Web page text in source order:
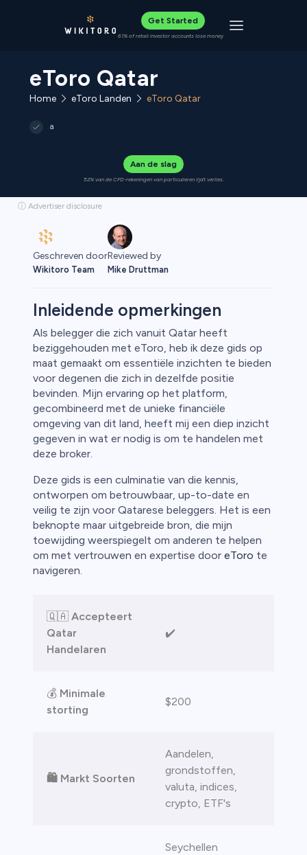
Get Started
61% of retail investor accounts lose money Toggle
eToro Qatar
Home eToro Landen eToro Qatar
a
Aan de slag
52% van de CFD-rekeningen van particulieren lijdt verlies.
ⓘ Advertiser disclosure
Geschreven door
Wikitoro Team
Reviewed by
Mike Druttman
Inleidende opmerkingen
Als belegger die zich vanuit Qatar heeft
beziggehouden met eToro, heb ik deze gids op
maat gemaakt om essentiële inzichten te bieden
voor degenen die zich in dezelfde positie
bevinden. Mijn ervaring op het platform,
gecombineerd met de unieke financiële
omgeving van dit land, heeft mij een diep inzicht
gegeven in wat er nodig is om te handelen met
deze broker.
Deze gids is een culminatie van die kennis,
ontworpen om betrouwbaar, up-to-date en
veilig te zijn voor Qatarese beleggers. Het is een
beknopte maar uitgebreide bron, die mijn
toewijding weerspiegelt om anderen te helpen
om met vertrouwen en expertise door eToro te
navigeren.
🇶🇦 Accepteert
Qatar
Handelaren
✔️
💰 Minimale
storting
$200
🛍️ Markt Soorten
Aandelen,
grondstoffen,
valuta, indices,
crypto, ETF's
Seychellen